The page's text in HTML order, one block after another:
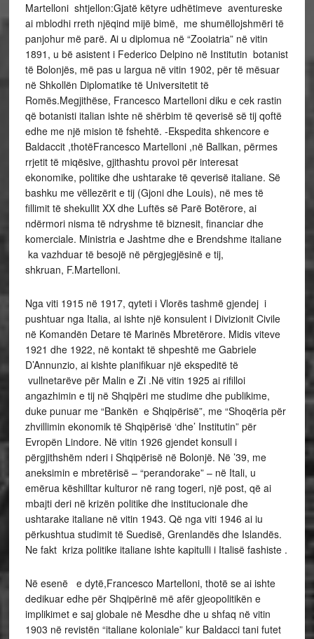
Martelloni shtjellon:Gjatë këtyre udhëtimeve aventureske
ai mblodhi rreth njëqind mijë bimë, me shumëllojshmëri të
panjohur më parë. Ai u diplomua në “Zooiatria” në vitin
1891, u bë asistent i Federico Delpino në Institutin botanist
të Bolonjës, më pas u largua në vitin 1902, për të mësuar
në Shkollën Diplomatike të Universitetit të
Romës.Megjithëse, Francesco Martelloni diku e cek rastin
që botanisti italian ishte në shërbim të qeverisë së tij qoftë
edhe me një mision të fshehtë. -Ekspedita shkencore e
Baldaccit ,thotëFrancesco Martelloni ,në Ballkan, përmes
rrjetit të miqësive, gjithashtu provoi për interesat
ekonomike, politike dhe ushtarake të qeverisë italiane. Së
bashku me vëllezërit e tij (Gjoni dhe Louis), në mes të
fillimit të shekullit XX dhe Luftës së Parë Botërore, ai
ndërmori nisma të ndryshme të biznesit, financiar dhe
komerciale. Ministria e Jashtme dhe e Brendshme italiane
ka vazhduar të besojë në përgjegjësinë e tij,
shkruan, F.Martelloni.
Nga viti 1915 në 1917, qyteti i Vlorës tashmë gjendej i
pushtuar nga Italia, ai ishte një konsulent i Divizionit Civile
në Komandën Detare të Marinës Mbretërore. Midis viteve
1921 dhe 1922, në kontakt të shpeshtë me Gabriele
D’Annunzio, ai kishte planifikuar një ekspeditë të
vullnetarëve për Malin e Zi .Në vitin 1925 ai rifilloi
angazhimin e tij në Shqipëri me studime dhe publikime,
duke punuar me “Bankën e Shqipërisë”, me “Shoqëria për
zhvillimin ekonomik të Shqipërisë ‘dhe’ Institutin” për
Evropën Lindore. Në vitin 1926 gjendet konsull i
përgjithshëm nderi i Shqipërisë në Bolonjë. Në ’39, me
aneksimin e mbretërisë – “perandorake” – në Itali, u
emërua këshilltar kulturor në rang togeri, një post, që ai
mbajti deri në krizën politike dhe institucionale dhe
ushtarake italiane në vitin 1943. Që nga viti 1946 ai iu
përkushtua studimit të Suedisë, Grenlandës dhe Islandës.
Ne fakt kriza politike italiane ishte kapitulli i Italisë fashiste .
Në esenë e dytë,Francesco Martelloni, thotë se ai ishte
dedikuar edhe për Shqipërinë më afër gjeopolitikën e
implikimet e saj globale në Mesdhe dhe u shfaq në vitin
1903 në revistën “italiane koloniale” kur Baldacci tani futet